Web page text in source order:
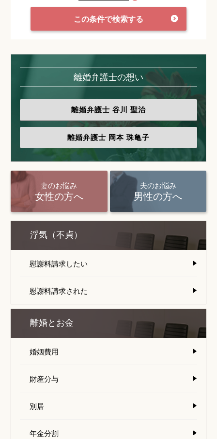
この条件で検索する
離婚弁護士の想い
離婚弁護士 谷川 聖治
離婚弁護士 岡本 珠亀子
妻のお悩み
女性の方へ
夫のお悩み
男性の方へ
浮気（不貞）
慰謝料請求したい
慰謝料請求された
離婚とお金
婚姻費用
財産分与
別居
年金分割